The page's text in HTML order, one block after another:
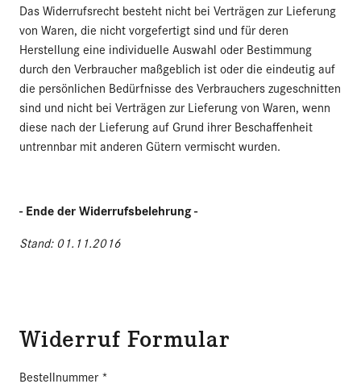
Das Widerrufsrecht besteht nicht bei Verträgen zur Lieferung
von Waren, die nicht vorgefertigt sind und für deren
Herstellung eine individuelle Auswahl oder Bestimmung
durch den Verbraucher maßgeblich ist oder die eindeutig auf
die persönlichen Bedürfnisse des Verbrauchers zugeschnitten
sind und nicht bei Verträgen zur Lieferung von Waren, wenn
diese nach der Lieferung auf Grund ihrer Beschaffenheit
untrennbar mit anderen Gütern vermischt wurden.
- Ende der Widerrufsbelehrung -
Stand: 01.11.2016
Widerruf Formular
Bestellnummer *